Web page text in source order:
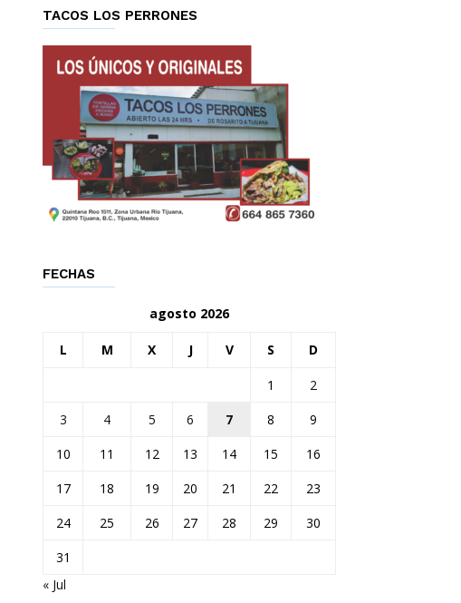
TACOS LOS PERRONES
FECHAS
agosto 2026
L M X J V S D
1
2
3
4 5 6 7 8
9
10
11 12 13 14 15
16
17
18 19 20 21 22
23
24
25 26 27 28 29
30
31
« Jul